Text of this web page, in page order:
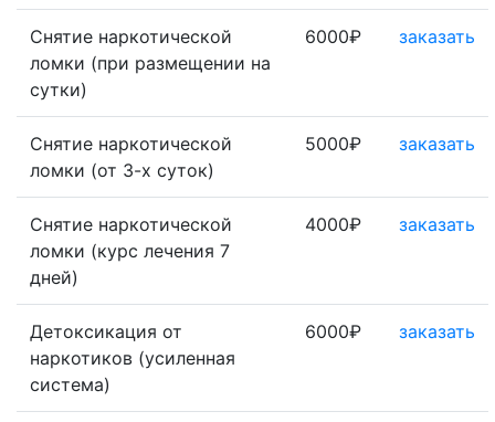
Снятие наркотической
ломки (при размещении на
сутки)
6000₽ заказать
Снятие наркотической
ломки (от 3-х суток)
5000₽ заказать
Снятие наркотической
ломки (курс лечения 7
дней)
4000₽ заказать
Детоксикация от
наркотиков (усиленная
система)
6000₽ заказать